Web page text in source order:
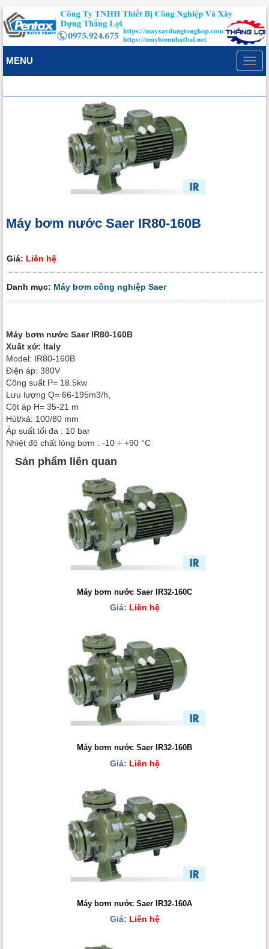
MENU
Máy bơm nước Saer IR80-160B
Giá: Liên hệ
Danh mục: Máy bơm công nghiệp Saer
Máy bơm nước Saer IR80-160B
Xuất xứ: Italy
Model: IR80-160B
Điện áp: 380V
Công suất P= 18.5kw
Lưu lượng Q= 66-195m3/h,
Cột áp H= 35-21 m
Hút/xả: 100/80 mm
Áp suất tối đa : 10 bar
Nhiệt độ chất lỏng bơm : -10 ÷ +90 °C
Sản phẩm liên quan
Máy bơm nước Saer IR32-160C
Giá: Liên hệ
Máy bơm nước Saer IR32-160B
Giá: Liên hệ
Máy bơm nước Saer IR32-160A
Giá: Liên hệ